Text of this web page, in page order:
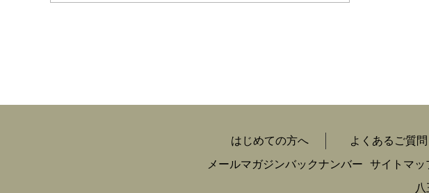
はじめての方へ よくあるご質問
メールマガジンバックナンバー
サイトマッ